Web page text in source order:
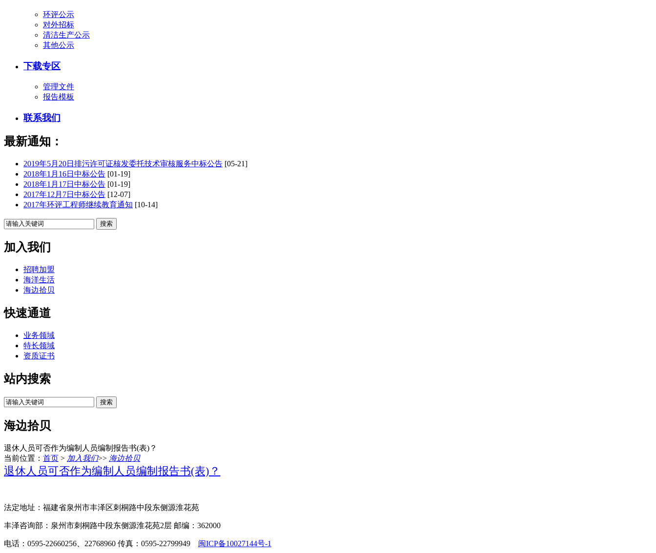
环评公示
对外招标
清洁生产公示
其他公示
下载专区
管理文件
报告模板
联系我们
最新通知：
2019年5月20日排污许可证核发委托技术审核服务中标公告 [05-21]
2018年1月16日中标公告 [01-19]
2018年1月17日中标公告 [01-19]
2017年12月7日中标公告 [12-07]
2017年环评工程师继续教育通知 [10-14]
加入我们
招聘加盟
海洋生活
海边拾贝
快速通道
业务领域
特长领域
资质证书
站内搜索
海边拾贝
退休人员可否作为编制人员编制报告书(表)？
当前位置： 首页 > 加入我们>> 海边拾贝
退休人员可否作为编制人员编制报告书(表)？
法定地址：福建省泉州市丰泽区刺桐路中段东侧源淮花苑
丰泽咨询部：泉州市刺桐路中段东侧源淮花苑2层 邮编：362000
电话：0595-22660256、22768960 传真：0595-22799949 闽ICP备10027144号-1